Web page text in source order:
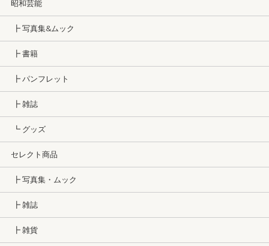
昭和芸能
┣ 写真集&ムック
┣ 書籍
┣ パンフレット
┣ 雑誌
┗ グッズ
セレクト商品
┣ 写真集・ムック
┣ 雑誌
┣ 雑貨